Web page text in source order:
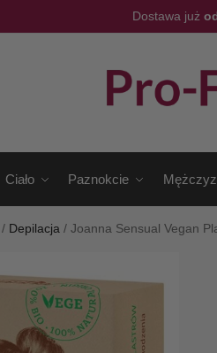
Dostawa już
Ciało Paznokcie
/ Depilacja /Joanna Sensual Vegan